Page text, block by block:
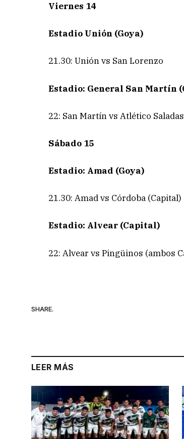
Viernes 14
Estadio Unión (Goya)
21.30: Unión vs San Lorenzo
Estadio: General San Martín
22: San Martín vs Atlético Saladas
Sábado 15
Estadio: Amad (Goya)
21.30: Amad vs Córdoba (Capital)
Estadio: Alvear (Capital)
22: Alvear vs Pingüinos (ambos
SHARE.
LEER MÁS